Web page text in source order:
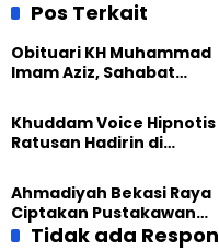
Pos Terkait
Obituari KH Muhammad
Imam Aziz, Sahabat
yang Alim dan Bersahaja
Khuddam Voice Hipnotis
Ratusan Hadirin di
Pancasila
Ahmadiyah Bekasi Raya
Ciptakan Pustakawan
Handal Lewat Pelatihan
Tidak ada Respon